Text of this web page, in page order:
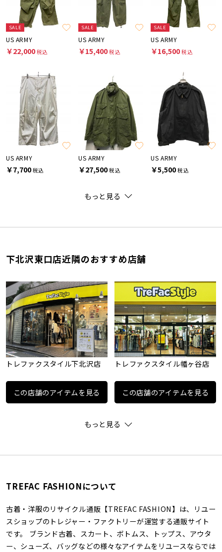
SALE
US ARMY
￥22,000税込
SALE
US ARMY
￥15,400税込
SALE
US ARMY
￥16,500税込
US ARMY
￥7,700税込
US ARMY
￥27,500税込
US ARMY
￥5,500税込
もっと見る
下北沢東口店近隣のおすすめ店舗
トレファクスタイル下北沢店
この店舗のアイテムを見る
トレファクスタイル幡ヶ谷店
この店舗のアイテムを見る
もっと見る
TREFAC FASHIONについて
古着・洋服のリサイクル通販【TREFAC FASHION】は、リユー
スショップのトレジャー・ファクトリーが運営する通販サイト
です。 ブランド古着、スカート、ボトムス、トップス、アウタ
ー、シューズ、バッグなどの様々なアイテムをリユースならでは